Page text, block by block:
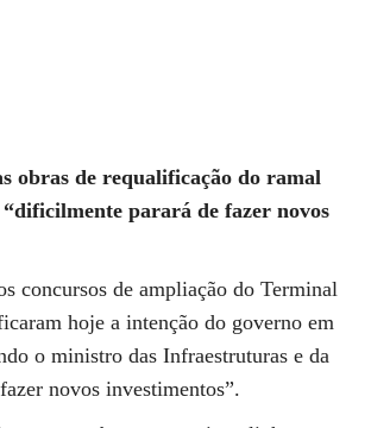
obras de requalificação do ramal
parará de fazer novos
concursos de ampliação do Terminal
hoje a intenção do governo em
o ministro das Infraestruturas e da
novos investimentos”.